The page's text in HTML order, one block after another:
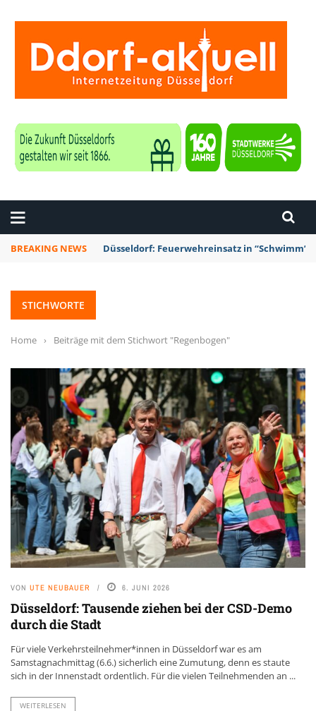
BREAKING NEWS Düsseldorf: Feuerwehreinsatz in “Schwimm’
STICHWORTE
Home › Beiträge mit dem Stichwort "Regenbogen"
VON UTE NEUBAUER 6. JUNI 2026
Düsseldorf: Tausende ziehen bei der CSD-Demo
durch die Stadt
Für viele Verkehrsteilnehmer*innen in Düsseldorf war es am
Samstagnachmittag (6.6.) sicherlich eine Zumutung, denn es staute
sich in der Innenstadt ordentlich. Für die vielen Teilnehmenden an ...
WEITERLESEN